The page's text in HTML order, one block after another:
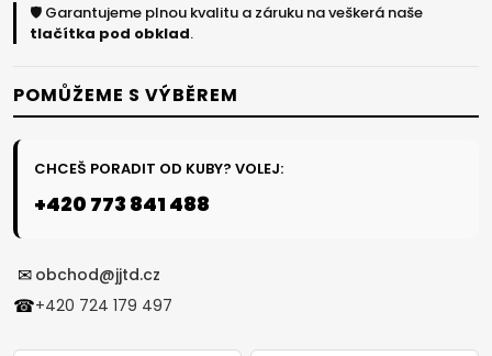
🛡️ Garantujeme plnou kvalitu a záruku na veškerá naše
tlačítka pod obklad.
POMŮŽEME S VÝBĚREM
CHCEŠ PORADIT OD KUBY? VOLEJ:
+420 773 841 488
✉ obchod@jjtd.cz
☎+420 724 179 497